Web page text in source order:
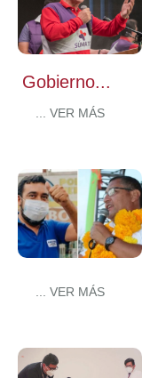
Gobierno...
... VER MÁS
... VER MÁS